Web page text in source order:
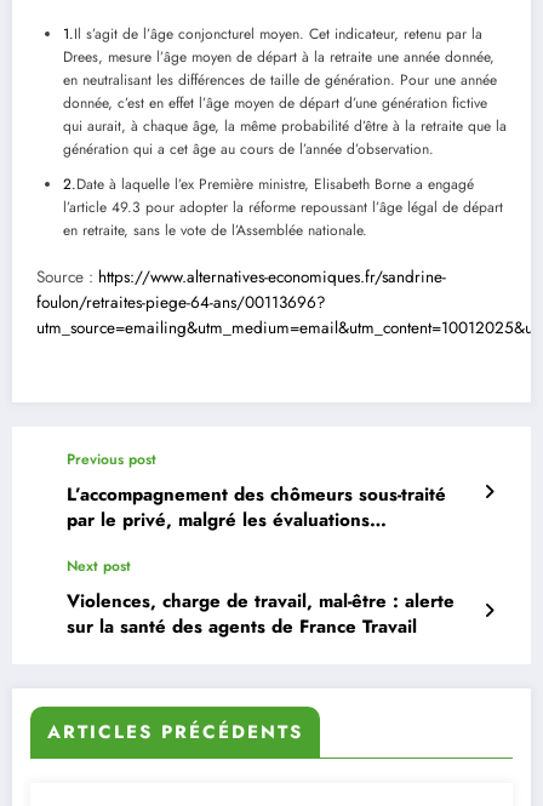
1.Il s’agit de l’âge conjoncturel moyen. Cet indicateur, retenu par la
Drees, mesure l’âge moyen de départ à la retraite une année donnée,
en neutralisant les différences de taille de génération. Pour une année
donnée, c’est en effet l’âge moyen de départ d’une génération fictive
qui aurait, à chaque âge, la même probabilité d’être à la retraite que la
génération qui a cet âge au cours de l’année d’observation.
2.Date à laquelle l’ex Première ministre, Elisabeth Borne a engagé
l’article 49.3 pour adopter la réforme repoussant l’âge légal de départ
en retraite, sans le vote de l’Assemblée nationale.
Source : https://www.alternatives-economiques.fr/sandrine-
foulon/retraites-piege-64-ans/00113696?
Previous post
L’accompagnement des chômeurs sous-traité
par le privé, malgré les évaluations
Next post
Violences, charge de travail, mal-être : alerte
sur la santé des agents de France Travail
ARTICLES PRÉCÉDENTS